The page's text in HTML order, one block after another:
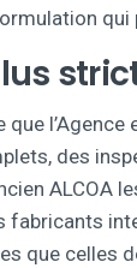
qui
que
des
que celles